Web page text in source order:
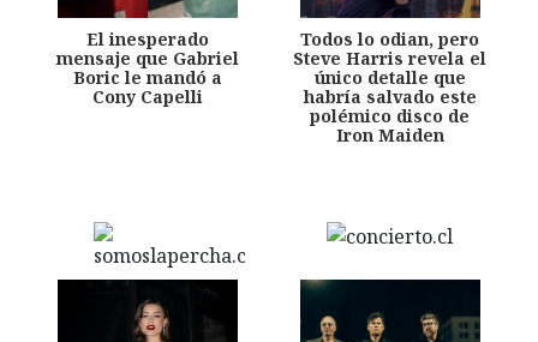
El inesperado
mensaje que Gabriel
Boric le mandó a
Cony Capelli
Todos lo odian, pero
Steve Harris revela el
único detalle que
habría salvado este
polémico disco de
Iron Maiden